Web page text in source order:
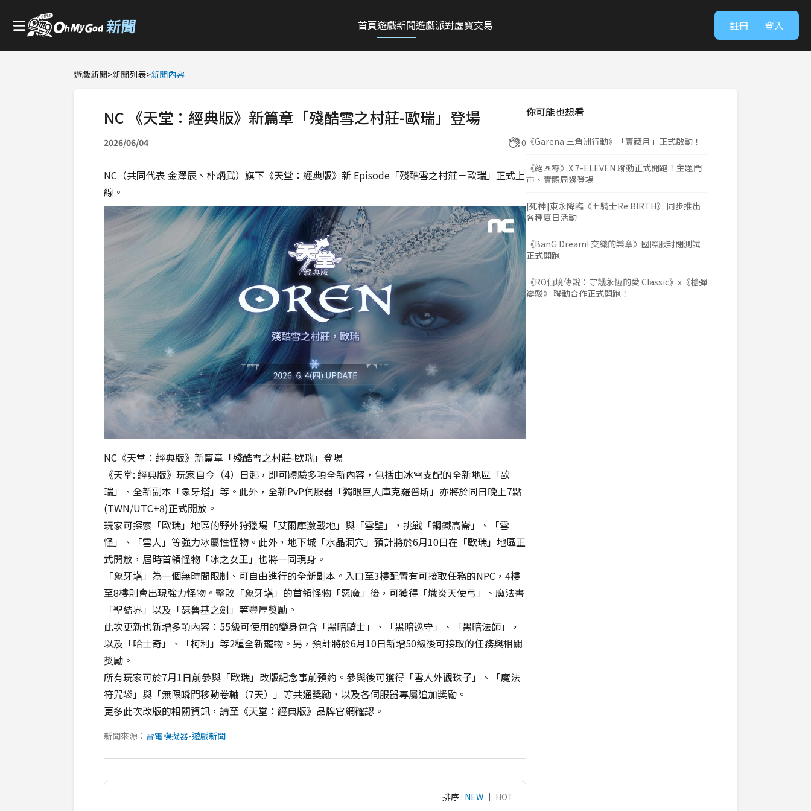
首頁遊戲新聞遊戲派對虛寶交易 註冊 ｜ 登入
遊戲新聞>新聞列表>新聞內容
NC 《天堂：經典版》新篇章「殘酷雪之村莊-歐瑞」登場
2026/06/04 0
NC（共同代表 金澤辰、朴炳武）旗下《天堂：經典版》新 Episode「殘酷雪之村莊－歐瑞」正式上
線。
NC《天堂：經典版》新篇章「殘酷雪之村莊-歐瑞」登場
《天堂: 經典版》玩家自今（4）日起，即可體驗多項全新內容，包括由冰雪支配的全新地區「歐
瑞」、全新副本「象牙塔」等。此外，全新PvP伺服器「獨眼巨人庫克羅普斯」亦將於同日晚上7點
(TWN/UTC+8)正式開放。
玩家可探索「歐瑞」地區的野外狩獵場「艾爾摩激戰地」與「雪壁」，挑戰「鋼鐵高崙」、「雪
怪」、「雪人」等強力冰屬性怪物。此外，地下城「水晶洞穴」預計將於6月10日在「歐瑞」地區正
式開放，屆時首領怪物「冰之女王」也將一同現身。
「象牙塔」為一個無時間限制、可自由進行的全新副本。入口至3樓配置有可接取任務的NPC，4樓
至8樓則會出現強力怪物。擊敗「象牙塔」的首領怪物「惡魔」後，可獲得「熾炎天使弓」、魔法書
「聖結界」以及「瑟魯基之劍」等豐厚獎勵。
此次更新也新增多項內容：55級可使用的變身包含「黑暗騎士」、「黑暗巡守」、「黑暗法師」，
以及「哈士奇」、「柯利」等2種全新寵物。另，預計將於6月10日新增50級後可接取的任務與相關
獎勵。
所有玩家可於7月1日前參與「歐瑞」改版紀念事前預約。參與後可獲得「雪人外觀珠子」、「魔法
符咒袋」與「無限瞬間移動卷軸（7天）」等共通獎勵，以及各伺服器專屬追加獎勵。
更多此次改版的相關資訊，請至《天堂：經典版》品牌官網確認。
新聞來源： 雷電模擬器-遊戲新聞
排序 : NEW ｜ HOT
你可能也想看
《Garena 三角洲行動》「寶藏月」正式啟動！
《絕區零》X 7-ELEVEN 聯動正式開跑！主題門
市、實體周邊登場
[死神]東永降臨《七騎士Re:BIRTH》 同步推出
各種夏日活動
《BanG Dream! 交織的樂章》國際服封閉測試
正式開跑
《RO仙境傳說：守護永恆的愛 Classic》x《槍彈
辯駁》 聯動合作正式開跑！
料
傳
輸
中…
勿
閉
視
窗，
避
免
失
Transferring
data…
Please
not
close
to
avoid